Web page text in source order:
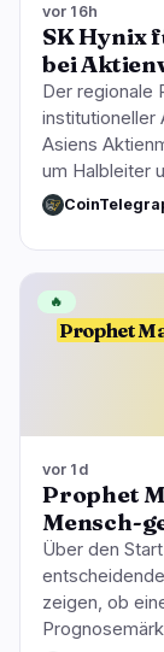
vor 16h
SK Hynix
bei
Der regionale
institutioneller
Asiens
um Halbleiter
Prophet
🔥
vor 1d
Prophet
Mensch-
Über den
zeigen, ob